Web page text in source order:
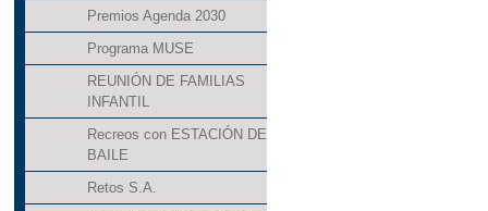
Premios Agenda 2030
Programa MUSE
REUNIÓN DE FAMILIAS
INFANTIL
Recreos con ESTACIÓN DE
BAILE
Retos S.A.